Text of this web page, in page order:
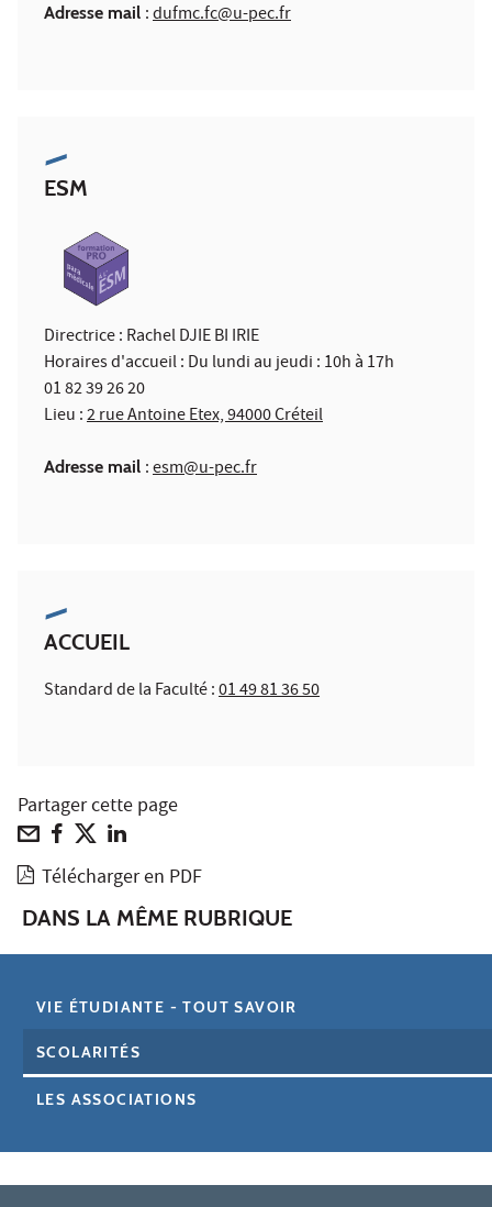
Adresse mail :dufmc.fc@u-pec.fr
ESM
Directrice : Rachel DJIE BI IRIE
Horaires d'accueil : Du lundi au jeudi : 10h à 17h
01 82 39 26 20
Lieu :2 rue Antoine Etex, 94000 Créteil
Adresse mail :esm@u-pec.fr
ACCUEIL
Standard de la Faculté :01 49 81 36 50
Partager cette page
Télécharger en PDF
DANS LA MÊME RUBRIQUE
VIE ÉTUDIANTE - TOUT SAVOIR
SCOLARITÉS
LES ASSOCIATIONS